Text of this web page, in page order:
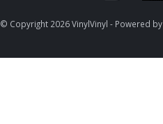
© Copyright 2026 VinylVinyl - Powered by